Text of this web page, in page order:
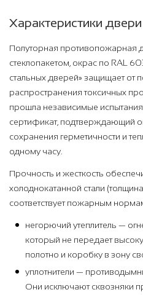
Характеристики двери
Полуторная противопожарная
стеклопакетом, окрас по RAL
стальных дверей» защищает от
распространения токсичных
прошла независимые
сертификат, подтверждающий
сохранения герметичности и
одному часу.
Прочность и жесткость
холоднокатанной стали
соответствует пожарным
негорючий утеплитель —
который не передает
полотно и коробку в зону
уплотнители —
Они исключают сквозняки